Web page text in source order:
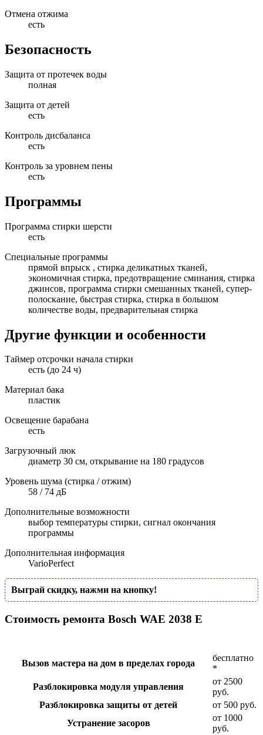
Отмена отжима
есть
Безопасность
Защита от протечек воды
полная
Защита от детей
есть
Контроль дисбаланса
есть
Контроль за уровнем пены
есть
Программы
Программа стирки шерсти
есть
Специальные программы
прямой впрыск , стирка деликатных тканей,
экономичная стирка, предотвращение сминания, стирка
джинсов, программа стирки смешанных тканей, супер-
полоскание, быстрая стирка, стирка в большом
количестве воды, предварительная стирка
Другие функции и особенности
Таймер отсрочки начала стирки
есть (до 24 ч)
Материал бака
пластик
Освещение барабана
есть
Загрузочный люк
диаметр 30 см, открывание на 180 градусов
Уровень шума (стирка / отжим)
58 / 74 дБ
Дополнительные возможности
выбор температуры стирки, сигнал окончания
программы
Дополнительная информация
VarioPerfect
Выграй скидку, нажми на кнопку!
Стоимость ремонта Bosch WAE 2038 E
Вызов мастера на дом в пределах города
бесплатно
*
Разблокировка модуля управления
от 2500
руб.
Разблокировка защиты от детей
от 500 руб.
Устранение засоров
от 1000
руб.